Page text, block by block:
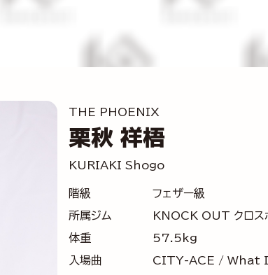
THE PHOENIX
栗秋 祥梧
KURIAKI Shogo
階級
フェザー級
所属ジム
KNOCK OUT クロス
体重
57.5kg
入場曲
CITY-ACE /